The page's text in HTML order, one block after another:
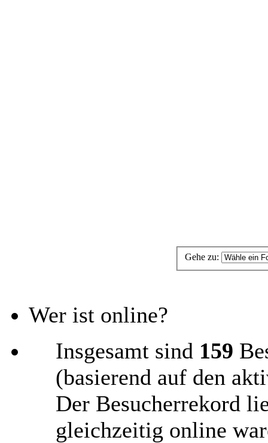
Gehe zu:
Wer ist online?
Insgesamt sind 159
(basierend auf den
Der Besucherrekord
gleichzeitig online